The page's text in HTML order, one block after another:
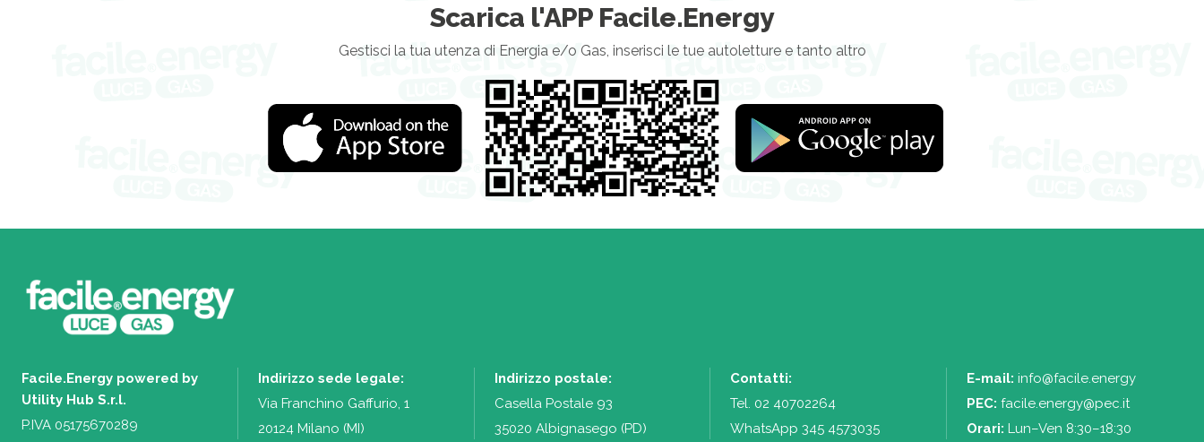
Scarica l'APP Facile.Energy
Gestisci la tua utenza di Energia e/o Gas, inserisci le tue autoletture e tanto altro
Facile.Energy powered by
Utility Hub S.r.l.
P.IVA 05175670289
Indirizzo sede legale:
Via Franchino Gaffurio, 1
20124 Milano (MI)
Indirizzo postale:
Casella Postale 93
35020 Albignasego (PD)
Contatti:
Tel. 02 40702264
WhatsApp 345 4573035
E-mail: info@facile.energy
PEC: facile.energy@pec.it
Orari: Lun–Ven 8:30–18:30